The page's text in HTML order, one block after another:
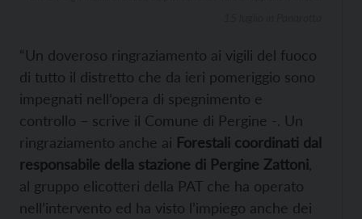
“Un doveroso ringraziamento ai vigili del fuoco
di tutto il distretto che da ieri pomeriggio sono
impegnati nell’opera di spegnimento e
controllo – scrive il Comune di Pergine -. Un
ringraziamento anche ai Forestali coordinati dal
responsabile della stazione di Pergine Zattoni
al gruppo elicotteri della PAT che ha operato
nell’intervento ed ha visto l’impiego anche dei